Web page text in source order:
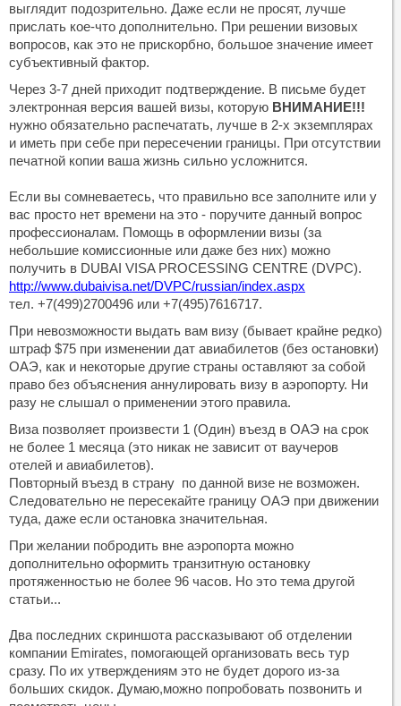
выглядит подозрительно. Даже если не просят, лучше
прислать кое-что дополнительно. При решении визовых
вопросов, как это не прискорбно, большое значение имеет
субъективный фактор.
Через 3-7 дней приходит подтверждение. В письме будет
электронная версия вашей визы, которую ВНИМАНИЕ!!!
нужно обязательно распечатать, лучше в 2-х экземплярах
и иметь при себе при пересечении границы. При отсутствии
печатной копии ваша жизнь сильно усложнится.
Если вы сомневаетесь, что правильно все заполните или у
вас просто нет времени на это - поручите данный вопрос
профессионалам. Помощь в оформлении визы (за
небольшие комиссионные или даже без них) можно
получить в DUBAI VISA PROCESSING CENTRE (DVPC).
http://www.dubaivisa.net/DVPC/russian/index.aspx
тел. +7(499)2700496 или +7(495)7616717.
При невозможности выдать вам визу (бывает крайне редко)
штраф $75 при изменении дат авиабилетов (без остановки)
ОАЭ, как и некоторые другие страны оставляют за собой
право без объяснения аннулировать визу в аэропорту. Ни
разу не слышал о применении этого правила.
Виза позволяет произвести 1 (Один) въезд в ОАЭ на срок
не более 1 месяца (это никак не зависит от ваучеров
отелей и авиабилетов).
Повторный въезд в страну по данной визе не возможен.
Следовательно не пересекайте границу ОАЭ при движении
туда, даже если остановка значительная.
При желании побродить вне аэропорта можно
дополнительно оформить транзитную остановку
протяженностью не более 96 часов. Но это тема другой
статьи...
Два последних скриншота рассказывают об отделении
компании Emirates, помогающей организовать весь тур
сразу. По их утверждениям это не будет дорого из-за
больших скидок. Думаю,можно попробовать позвонить и